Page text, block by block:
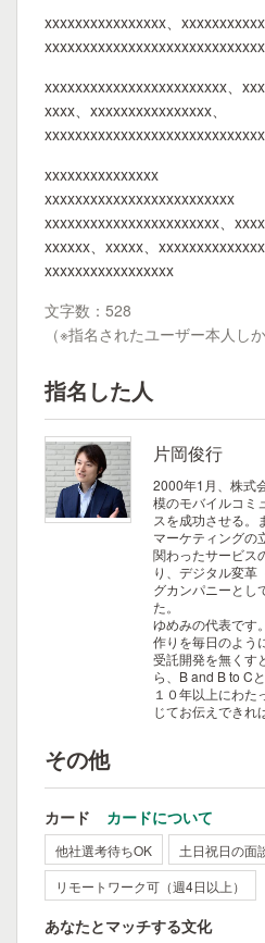
xxxxxxxxxxxxxxxx、
xxxxxxxxxxxxxxxxxxxxxxxx、
xxxx、xxxxxxxxxxxxxxxx、
xxxxxxxxxxxxxxx
xxxxxxxxxxxxxxxxxxxxxxxxx
xxxxxxxxxxxxxxxxxxxxxxx、
xxxxxx、xxxxx、
xxxxxxxxxxxxxxxxx
文字数：528
（※指名されたユーザー本人し
指名した人
片岡俊行
2000年1月、株式
模のモバイルコミ
スを成功させる。
マーケティングの
関わったサービス
り、デジタル変革
グカンパニーとし
た。
ゆめみの代表です
作りを毎日のよう
受託開発を無くす
ら、B and B to C
１０年以上にわた
じてお伝えできれ
その他
カード カードについて
他社選考待ちOK
土日祝日の面
リモートワーク可（週4日以上）
あなたとマッチする文化